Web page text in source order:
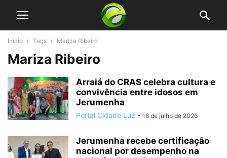
Início Tags Mariza Ribeiro
Mariza Ribeiro
Arraiá do CRAS celebra cultura e
convivência entre idosos em
Jerumenha
Portal Cidade Luz - 16 de julho de 2026
Jerumenha recebe certificação
nacional por desempenho na